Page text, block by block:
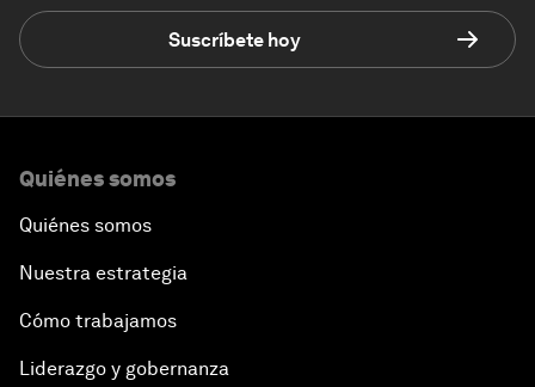
Suscríbete hoy
Quiénes somos
Quiénes somos
Nuestra estrategia
Cómo trabajamos
Liderazgo y gobernanza